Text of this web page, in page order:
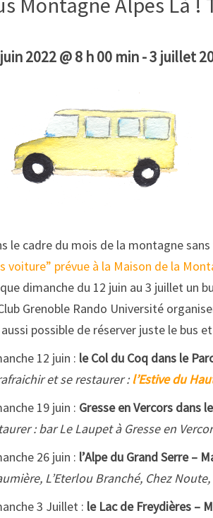
2022 @ 8 h 00 min-3 juillet
le cadre du mois de la montagne
voiture” prévue à la Maison de la
dimanche du 12 juin au 3 juillet un
Grenoble Rando Université
possible de réserver juste le bus
12 juin : le Col du Coq dans le
et se restaurer :l’Estive du
19 juin : Gresse en Vercors dans
: bar Le Laupet à Gresse en
26 juin : l’Alpe du Grand Serre –
L’Eterlou Branché, Chez
3 Juillet : le Lac de Freydières –